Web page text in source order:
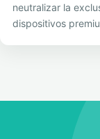
neutralizar la
dispositivos